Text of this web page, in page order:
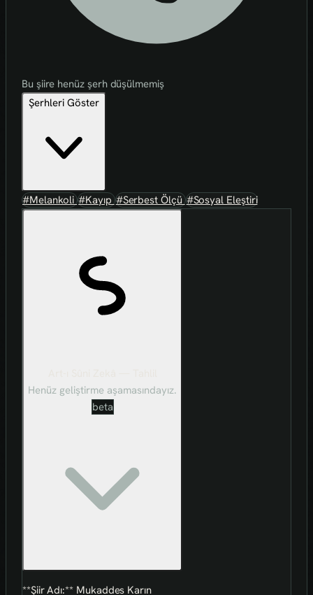
Bu şiire henüz şerh düşülmemiş
Şerhleri Göster
#Melankoli#Kayıp#Serbest Ölçü#Sosyal Eleştiri
Henüz geliştirme aşamasındayız.
beta
**Şiir Adı:** Mukaddes Karın